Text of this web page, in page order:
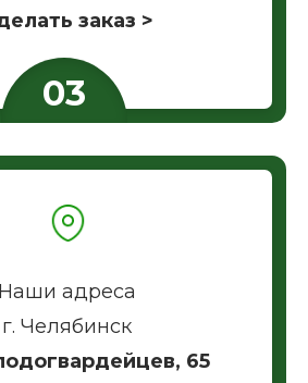
заказ >
Наши адреса
г. Челябинск
65